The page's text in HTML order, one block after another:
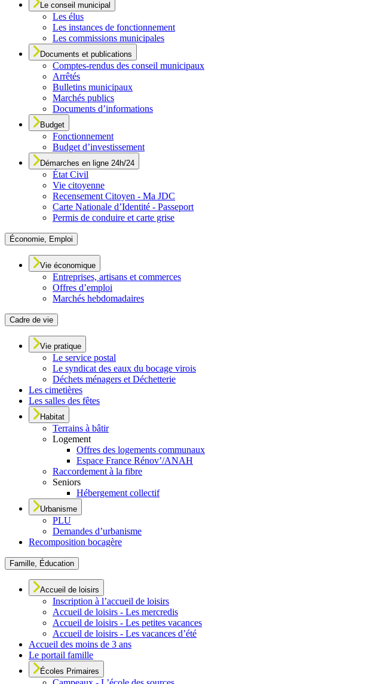
Le conseil municipal
Les élus
Les instances de fonctionnement
Les commissions municipales
Documents et publications
Comptes-rendus des conseil municipaux
Arrêtés
Bulletins municipaux
Marchés publics
Documents d’informations
Budget
Fonctionnement
Budget d’investissement
Démarches en ligne 24h/24
État Civil
Vie citoyenne
Recensement Citoyen - Ma JDC
Carte Nationale d’Identité - Passeport
Permis de conduire et carte grise
Économie, Emploi
Vie économique
Entreprises, artisans et commerces
Offres d’emploi
Marchés hebdomadaires
Cadre de vie
Vie pratique
Le service postal
Le syndicat des eaux du bocage virois
Déchets ménagers et Déchetterie
Les cimetières
Les salles des fêtes
Habitat
Terrains à bâtir
Logement
Offres des logements communaux
Espace France Rénov’/ANAH
Raccordement à la fibre
Seniors
Hébergement collectif
Urbanisme
PLU
Demandes d’urbanisme
Recomposition bocagère
Famille, Éducation
Accueil de loisirs
Inscription à l’accueil de loisirs
Accueil de loisirs - Les mercredis
Accueil de loisirs - Les petites vacances
Accueil de loisirs - Les vacances d’été
Accueil des moins de 3 ans
Le portail famille
Écoles Primaires